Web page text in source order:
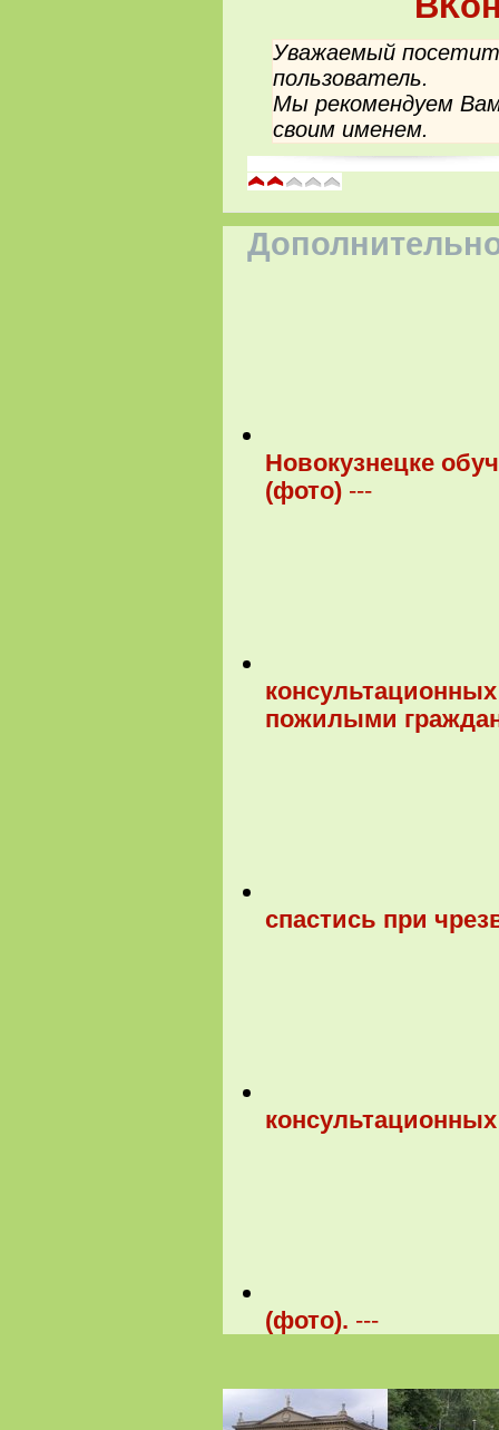
Уважаемый
пользователь.
Мы рекомендуем
своим именем.
Новокузнецке
(фото) ---
пожилыми
спастись при
(фото). ---